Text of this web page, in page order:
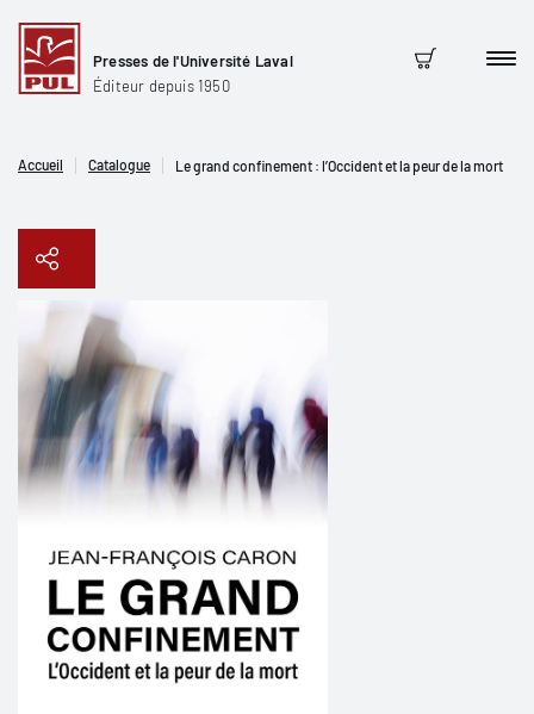
Presses de l'Université Laval
Éditeur depuis 1950
Panier
Accueil Catalogue Le grand confinement : l’Occident et la peur de la mort